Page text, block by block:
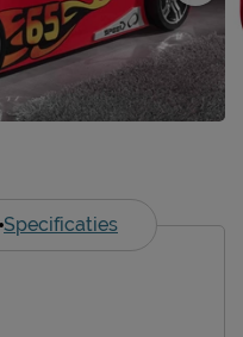
Specificaties